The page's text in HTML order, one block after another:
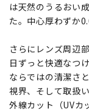
は天然のうるおい
た。中心厚わずか
さらにレンズ周辺
日ずっと快適なつ
ならではの清潔さ
視界、そして取扱
外線カット（UVカ